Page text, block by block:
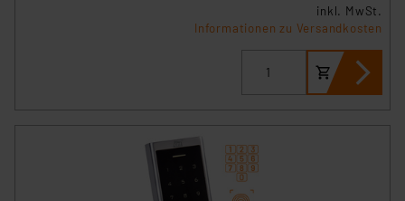
inkl. MwSt.
Informationen zu Versandkosten